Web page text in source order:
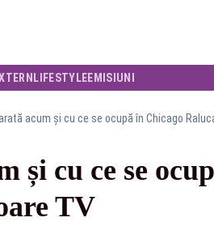
LIFESTYLEEMISIUNI
acum și cu ce se ocupă în Chicago
și cu ce se
TV